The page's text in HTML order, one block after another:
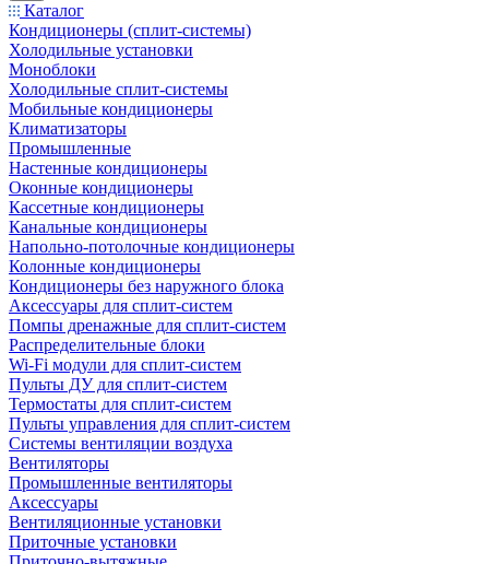
Каталог
Кондиционеры (сплит-системы)
Холодильные установки
Моноблоки
Холодильные сплит-системы
Мобильные кондиционеры
Климатизаторы
Промышленные
Настенные кондиционеры
Оконные кондиционеры
Кассетные кондиционеры
Канальные кондиционеры
Напольно-потолочные кондиционеры
Колонные кондиционеры
Кондиционеры без наружного блока
Аксессуары для сплит-систем
Помпы дренажные для сплит-систем
Распределительные блоки
Wi-Fi модули для сплит-систем
Пульты ДУ для сплит-систем
Термостаты для сплит-систем
Пульты управления для сплит-систем
Системы вентиляции воздуха
Вентиляторы
Промышленные вентиляторы
Аксессуары
Вентиляционные установки
Приточные установки